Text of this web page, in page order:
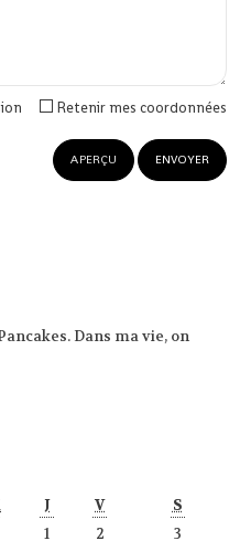
Dans ma vie, on
J V
S
1
2
3
Retenir mes coordonnées